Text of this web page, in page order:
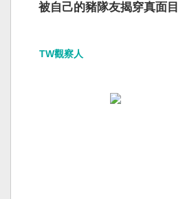
被自己的豬隊友揭穿真面目
TW觀察人